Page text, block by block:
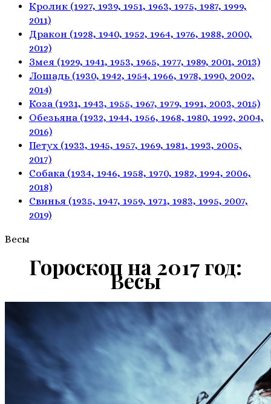
Кролик (1927, 1939, 1951, 1963, 1975, 1987, 1999,
2011)
Дракон (1928, 1940, 1952, 1964, 1976, 1988, 2000,
2012)
Змея (1929, 1941, 1953, 1965, 1977, 1989, 2001, 2013)
Лошадь (1930, 1942, 1954, 1966, 1978, 1990, 2002,
2014)
Коза (1931, 1943, 1955, 1967, 1979, 1991, 2003, 2015)
Обезьяна (1932, 1944, 1956, 1968, 1980, 1992, 2004,
2016)
Петух (1933, 1945, 1957, 1969, 1981, 1993, 2005,
2017)
Собака (1934, 1946, 1958, 1970, 1982, 1994, 2006,
2018)
Свинья (1935, 1947, 1959, 1971, 1983, 1995, 2007,
2019)
Весы
Гороскоп на 2017 год:
Весы